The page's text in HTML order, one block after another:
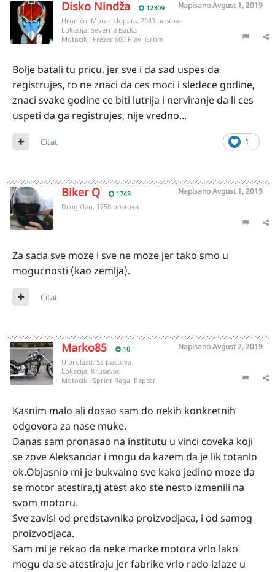
Disko Nindža 12309 NapisanoAvgust 1, 2019
Hronični Motociklopata, 7983 postova
Lokacija: Severna Bačka
Motocikl: Frezer 600 Plavi Grom
Bolje batali tu pricu, jer sve i da sad uspes da
registrujes, to ne znaci da ces moci i sledece godine,
znaci svake godine ce biti lutrija i nerviranje da li ces
uspeti da ga registrujes, nije vredno...
1
Citat
Biker Q 1743 NapisanoAvgust 1, 2019
Drug član, 1758 postova
Za sada sve moze i sve ne moze jer tako smo u
mogucnosti (kao zemlja).
Citat
Marko85 10 NapisanoAvgust 2, 2019
U prolazu, 53 postova
Lokacija: Krusevac
Motocikl: Sprint Regal Raptor
Kasnim malo ali dosao sam do nekih konkretnih
odgovora za nase muke.
Danas sam pronasao na institutu u vinci coveka koji
se zove Aleksandar i mogu da kazem da je lik totanlo
ok.Objasnio mi je bukvalno sve kako jedino moze da
se motor atestira,tj atest ako ste nesto izmenili na
svom motoru.
Sve zavisi od predstavnika proizvodjaca, i od samog
proizvodjaca.
Sam mi je rekao da neke marke motora vrlo lako
mogu da se atestiraju jer fabrike vrlo rado izlaze u